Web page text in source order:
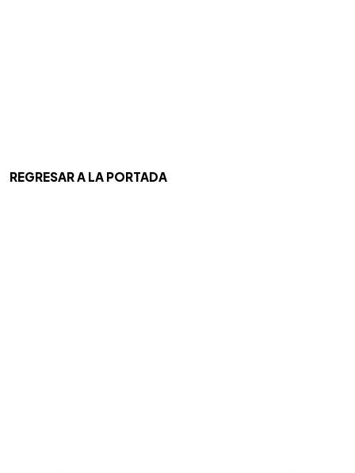
REGRESAR A LA PORTADA